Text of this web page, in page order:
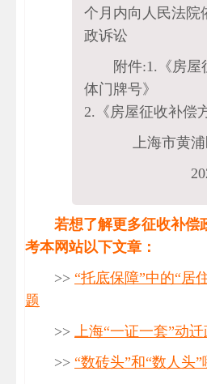
个月内向人民法院
政诉讼
附件:1.《房屋
体门牌号》
2.《房屋征收补偿
上海市黄
若想了解更多征收补偿
考本网站以下文章：
>> “托底保障”中的“居
题
>> 上海“一证一套”动
>> “数砖头”和“数人头